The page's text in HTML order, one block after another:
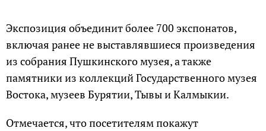
Экспозиция объединит более 700 экспонатов,
включая ранее не выставлявшиеся произведения
из собрания Пушкинского музея, а также
памятники из коллекций Государственного музея
Востока, музеев Бурятии, Тывы и Калмыкии.
Отмечается, что посетителям покажут